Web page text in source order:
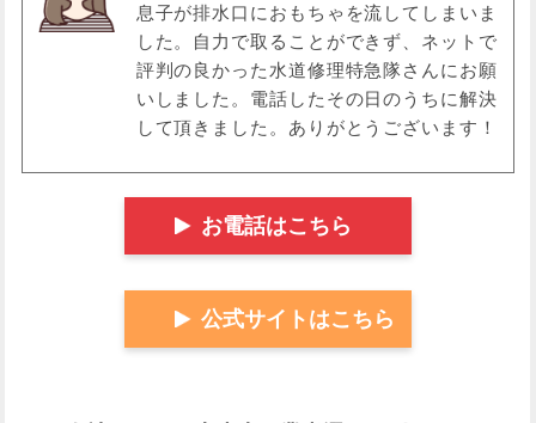
息子が排水口におもちゃを流してしまいま
した。自力で取ることができず、ネットで
評判の良かった水道修理特急隊さんにお願
いしました。電話したその日のうちに解決
して頂きました。ありがとうございます！
お電話はこちら
公式サイトはこちら